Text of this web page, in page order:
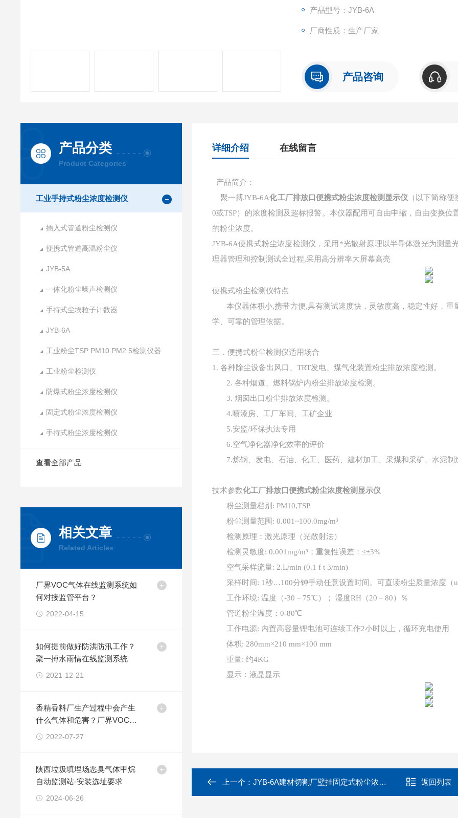
非接触测量。由单片微处理器管理和控制测
产品型号：JYB-6A
厂商性质：生产厂家
产品咨询
产品分类
Product Categories
工业手持式粉尘浓度检测仪
插入式管道粉尘检测仪
便携式管道高温粉尘仪
JYB-5A
一体化粉尘噪声检测仪
手持式尘埃粒子计数器
JYB-6A
工业粉尘TSP PM10 PM2.5检测仪器
工业粉尘检测仪
防爆式粉尘浓度检测仪
固定式粉尘浓度检测仪
手持式粉尘浓度检测仪
查看全部产品
相关文章
Related Articles
厂界VOC气体在线监测系统如
何对接监管平台？
2022-04-15
如何提前做好防洪防汛工作？
聚一搏水雨情在线监测系统
2021-12-21
香精香料厂生产过程中会产生
什么气体和危害？厂界VOCs
气体在线监测设备
2022-07-27
陕西垃圾填埋场恶臭气体甲烷
自动监测站-安装选址要求
2024-06-26
详细介绍 在线留言
产品简介：
聚一搏JYB-6A化工厂排放口便携式粉尘浓度检测显示仪 （以下简称
0或TSP）的浓度检测及超标报警。本仪器配用可自由申缩，自由变换
的粉尘浓度。
JYB-6A便携式粉尘浓度检测仪，采用*光散射原理以半导体激光为测量
理器管理和控制测试全过程,采用高分辨率大屏幕高亮
便携式粉尘检测仪特点
本仪器体积小,携带方便,具有测试速度快，灵敏度高，稳定性好，
学、可靠的管理依据。
三．便携式粉尘检测仪适用场合
1. 各种除尘设备出风口、TRT发电、煤气化装置粉尘排放浓度检测。
2. 各种烟道、燃料锅炉内粉尘排放浓度检测。
3. 烟囱出口粉尘排放浓度检测。
4.喷漆房、工厂车间、工矿企业
5.安监/环保执法专用
6.空气净化器净化效率的评价
7.炼钢、发电、石油、化工、医药、建材加工、采煤和采矿、水泥制
技术参数化工厂排放口便携式粉尘浓度检测显示仪
粉尘测量档别 : PM10,TSP
粉尘测量范围 : 0.001~100.0mg/m³
检测原理：激光原理（光散射法）
检测灵敏度: 0.001mg/m³；重复性误差：≤±3%
空气采样流量: 2.L/min (0.1 f t 3/min)
采样时间: 1秒…100分钟手动任意设置时间。可直读粉尘质量浓度（
工作环境: 温度（-30－75℃）； 湿度RH（20－80）％
管道粉尘温度：0-80℃
工作电源: 内置高容量锂电池可连续工作2小时以上，循环充电使用
体积: 280mm×210 mm×100 mm
重量: 约4KG
显示：液晶显示
上一个：JYB-6A建材切割厂壁挂固定式粉尘浓度检测报警仪 返回列表